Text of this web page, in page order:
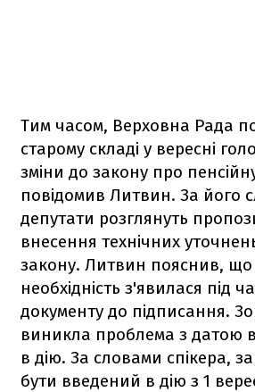
Тим часом, Верховна Рада
старому складі у вересні
зміни до закону про
повідомив Литвин. За його
депутати розглянуть
внесення технічних
закону. Литвин пояснив, що
необхідність з'явилася під
документу до підписання.
виникла проблема з датою
в дію. За словами спікера,
бути введений в дію з 1